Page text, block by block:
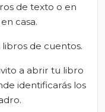
de texto o en
casa.
de cuentos.
a abrir tu libro
identificarás los